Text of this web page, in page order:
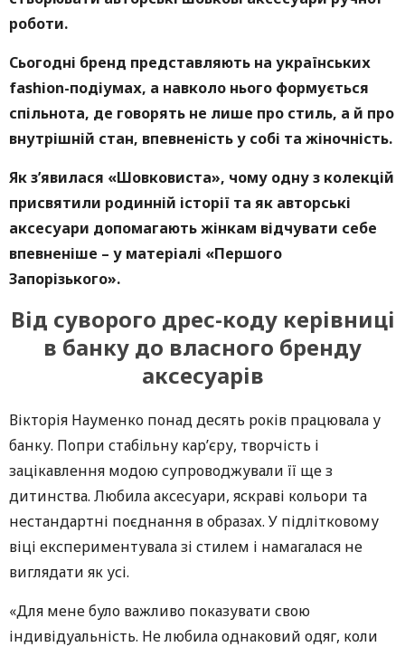
роботи.
Сьогодні бренд представляють на українських
fashion-подіумах, а навколо нього формується
спільнота, де говорять не лише про стиль, а й про
внутрішній стан, впевненість у собі та жіночність.
Як з’явилася «Шовковиста», чому одну з колекцій
присвятили родинній історії та як авторські
аксесуари допомагають жінкам відчувати себе
впевненіше – у матеріалі «Першого
Запорізького».
Від суворого дрес-коду керівниці
в банку до власного бренду
аксесуарів
Вікторія Науменко понад десять років працювала у
банку. Попри стабільну кар’єру, творчість і
зацікавлення модою супроводжували її ще з
дитинства. Любила аксесуари, яскраві кольори та
нестандартні поєднання в образах. У підлітковому
віці експериментувала зі стилем і намагалася не
виглядати як усі.
«Для мене було важливо показувати свою
індивідуальність. Не любила однаковий одяг, коли